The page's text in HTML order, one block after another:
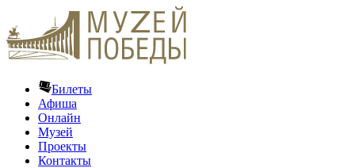
Билеты
Афиша
Онлайн
Музей
Проекты
Контакты